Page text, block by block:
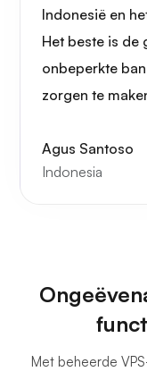
Indonesië en
Het beste is de
onbeperkte
zorgen te
Agus Santoso
Indonesia
Met beheerde